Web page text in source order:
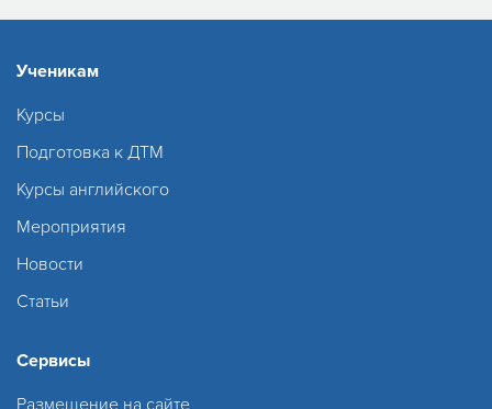
Ученикам
Курсы
Подготовка к ДТМ
Курсы английского
Мероприятия
Новости
Статьи
Сервисы
Размещение на сайте